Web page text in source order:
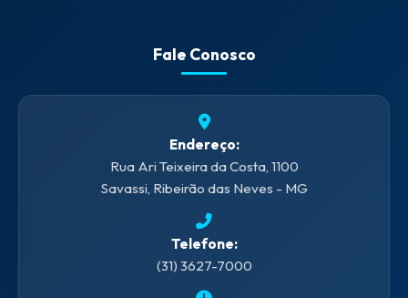
Fale Conosco
Endereço:
Rua Ari Teixeira da Costa, 1100
Savassi, Ribeirão das Neves - MG
Telefone:
(31) 3627-7000